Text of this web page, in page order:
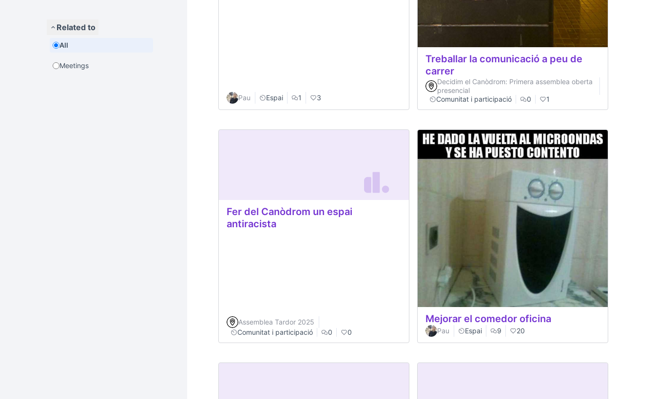
Related to
All
Meetings
Pau Espai 1 3
Treballar la comunicació a peu de
carrer
Decidim el Canòdrom: Primera assemblea oberta
presencial
Comunitat i participació
0 1
Fer del Canòdrom un espai
antiracista
Assemblea Tardor 2025
Comunitat i participació
0 0
Mejorar el comedor oficina
Pau Espai 9 20